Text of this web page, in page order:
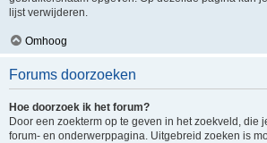
lijst verwijderen.
Omhoog
Forums doorzoeken
Hoe doorzoek ik het forum?
Door een zoekterm op te geven in het zoekveld, die
forum- en onderwerppagina. Uitgebreid zoeken is